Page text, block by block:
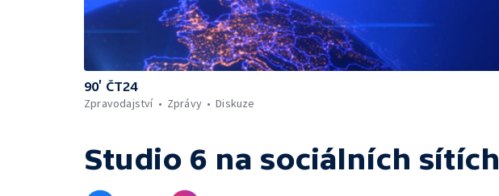
90’ ČT24
Zpravodajství
Zprávy Diskuze
Studio 6 na sociálních sítích